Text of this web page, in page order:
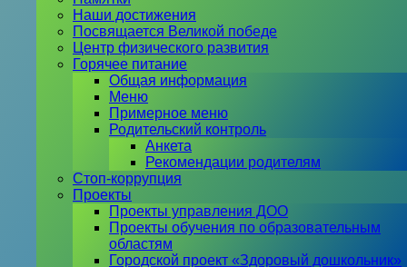
Наши достижения
Посвящается Великой победе
Центр физического развития
Горячее питание
Общая информация
Меню
Примерное меню
Родительский контроль
Анкета
Рекомендации родителям
Стоп-коррупция
Проекты
Проекты управления ДОО
Проекты обучения по образовательным
областям
Городской проект «Здоровый дошкольник»